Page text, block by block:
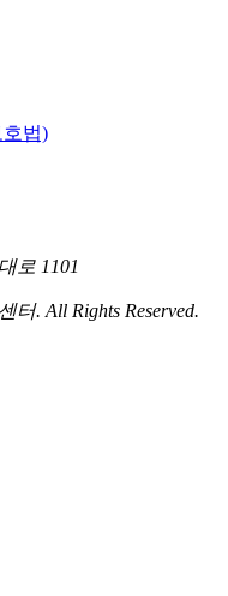
법)
로 1101
. All Rights Reserved.